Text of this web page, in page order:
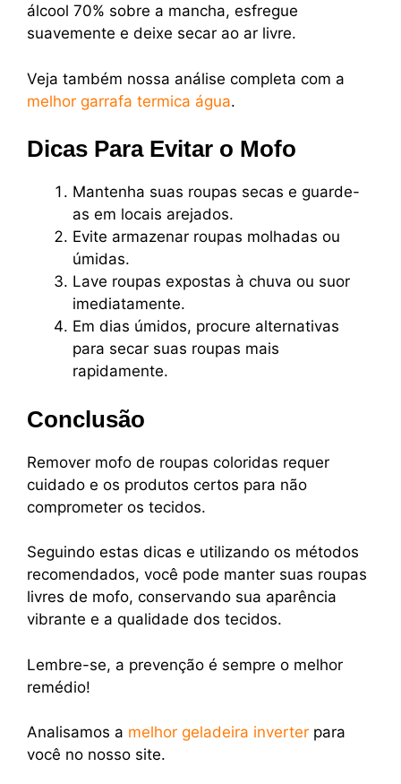
álcool 70% sobre a mancha, esfregue
suavemente e deixe secar ao ar livre.
Veja também nossa análise completa com a
melhor garrafa termica água.
Dicas Para Evitar o Mofo
Mantenha suas roupas secas e guarde-
as em locais arejados.
Evite armazenar roupas molhadas ou
úmidas.
Lave roupas expostas à chuva ou suor
imediatamente.
Em dias úmidos, procure alternativas
para secar suas roupas mais
rapidamente.
Conclusão
Remover mofo de roupas coloridas requer
cuidado e os produtos certos para não
comprometer os tecidos.
Seguindo estas dicas e utilizando os métodos
recomendados, você pode manter suas roupas
livres de mofo, conservando sua aparência
vibrante e a qualidade dos tecidos.
Lembre-se, a prevenção é sempre o melhor
remédio!
Analisamos a melhor geladeira inverter para
você no nosso site.